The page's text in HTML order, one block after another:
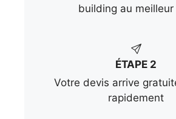
building au meilleur
ÉTAPE 2
Votre devis arrive
rapidement